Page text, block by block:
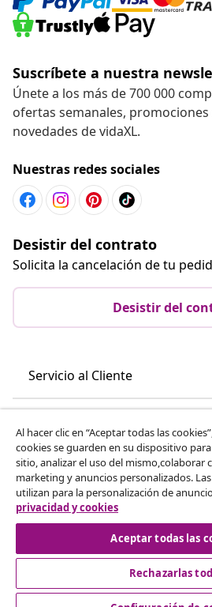
Suscríbete a nuestra
Únete a los más de 700 000
ofertas semanales, promociones
novedades de vidaXL.
Nuestras redes sociales
Desistir del contrato
Solicita la cancelación de tu
Desistir del
Servicio al Cliente
vidaXL
Descubre mas
Al hacer clic en “Aceptar todas las
cookies se guarden en su dispositivo
sitio, analizar el uso del mismo,colaborar
marketing y anuncios personalizados.
utilizan para la personalización de
privacidad y cookies
Aceptar todas las
Rechazarlas